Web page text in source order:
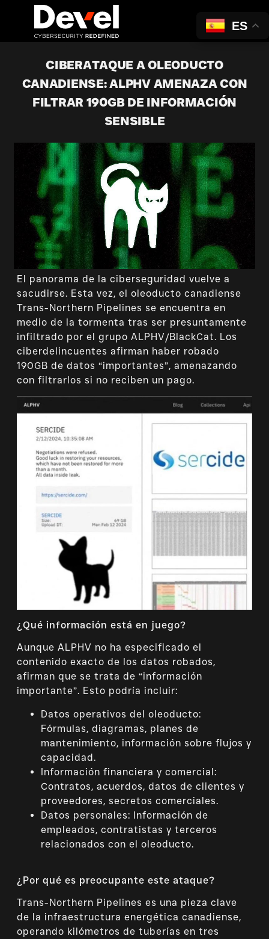
CIBERATAQUE A OLEODUCTO
CANADIENSE: ALPHV AMENAZA CON
FILTRAR 190GB DE INFORMACIÓN
SENSIBLE
El panorama de la ciberseguridad vuelve a
sacudirse. Esta vez, el oleoducto canadiense
Trans-Northern Pipelines se encuentra en
medio de la tormenta tras ser presuntamente
infiltrado por el grupo ALPHV/BlackCat. Los
ciberdelincuentes afirman haber robado
190GB de datos “importantes”, amenazando
con filtrarlos si no reciben un pago.
¿Qué información está en juego?
Aunque ALPHV no ha especificado el
contenido exacto de los datos robados,
afirman que se trata de “información
importante”. Esto podría incluir:
Datos operativos del oleoducto:
Fórmulas, diagramas, planes de
mantenimiento, información sobre flujos y
capacidad.
Información financiera y comercial:
Contratos, acuerdos, datos de clientes y
proveedores, secretos comerciales.
Datos personales: Información de
empleados, contratistas y terceros
relacionados con el oleoducto.
¿Por qué es preocupante este ataque?
Trans-Northern Pipelines es una pieza clave
de la infraestructura energética canadiense,
operando kilómetros de tuberías en tres
ES